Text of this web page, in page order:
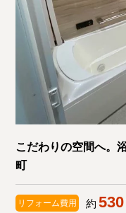
こだわりの空間へ。
町
リフォーム費用 約 530